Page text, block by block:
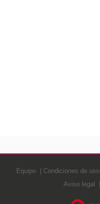
Equipo Condiciones de uso
Aviso legal